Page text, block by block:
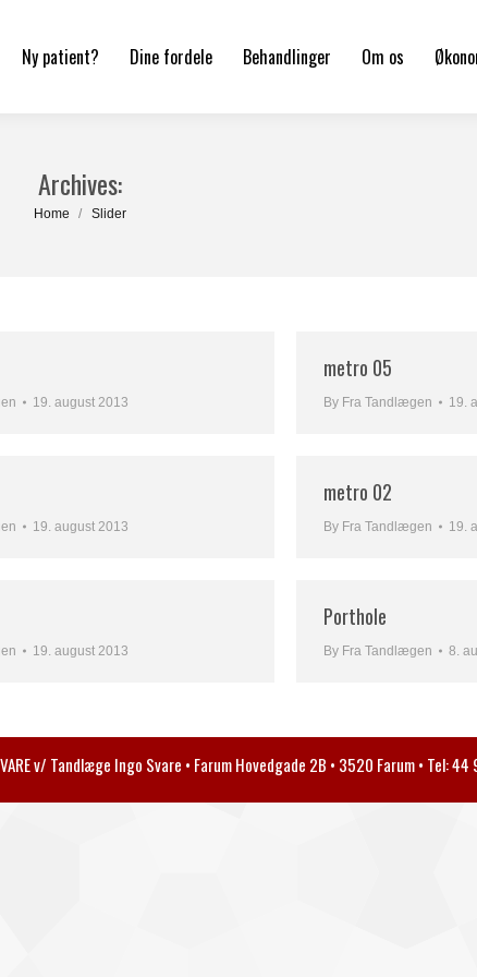
Ny patient? Dine fordele Behandlinger Om os
Archives:
You are here:
Home Slider
19. august 2013
metro 05
By Fra Tandlægen 19.
19. august 2013
metro 02
By Fra Tandlægen 19.
19. august 2013
Porthole
By Fra Tandlægen 8.
v/ Tandlæge Ingo Svare • Farum Hovedgade 2B • 3520 Farum • Tel: 44